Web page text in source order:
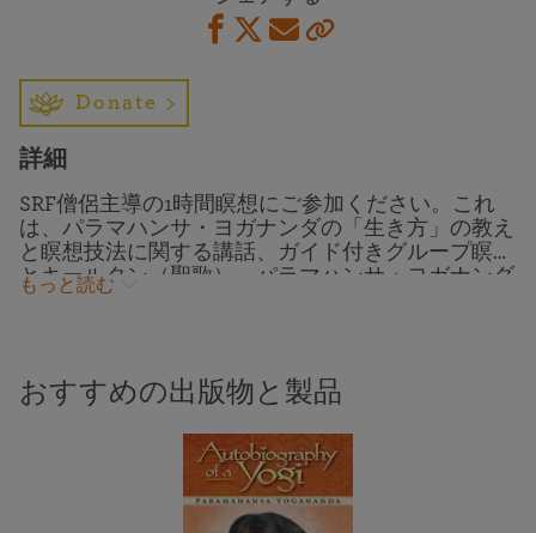
Donate
詳細
SRF僧侶主導の1時間瞑想にご参加ください。これ
は、パラマハンサ・ヨガナンダの「生き方」の教え
と瞑想技法に関する講話、ガイド付きグループ瞑想
とキールタン（聖歌）、パラマハンサ・ヨガナンダ
が住まわれ神と霊交されたアシュラムへの巡礼ツア
もっと読む
おすすめの出版物と製品